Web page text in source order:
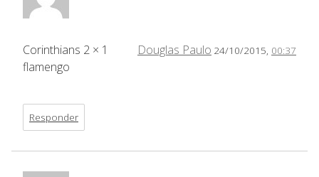
Douglas Paulo 24/10/2015, 00:37
Corinthians 2 × 1
flamengo
Responder